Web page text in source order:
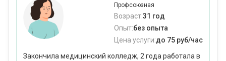
Профсоюзная
Возраст:31 год
Опыт:без опыта
Цена услуги:до 75 руб/час
Закончила медицинский колледж, 2 года работала в